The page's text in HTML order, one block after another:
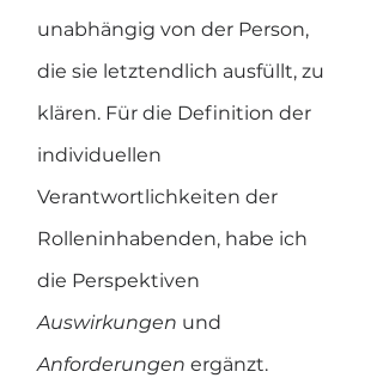
unabhängig von der Person,
die sie letztendlich ausfüllt, zu
klären. Für die Definition der
individuellen
Verantwortlichkeiten der
Rolleninhabenden, habe ich
die Perspektiven
Auswirkungen und
Anforderungen ergänzt.